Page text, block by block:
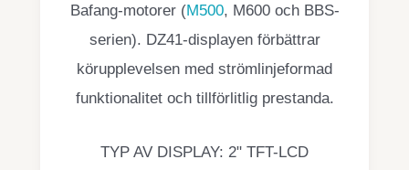
Bafang-motorer (M500, M600 och BBS-
serien). DZ41-displayen förbättrar
körupplevelsen med strömlinjeformad
funktionalitet och tillförlitlig prestanda.
TYP AV DISPLAY: 2" TFT-LCD